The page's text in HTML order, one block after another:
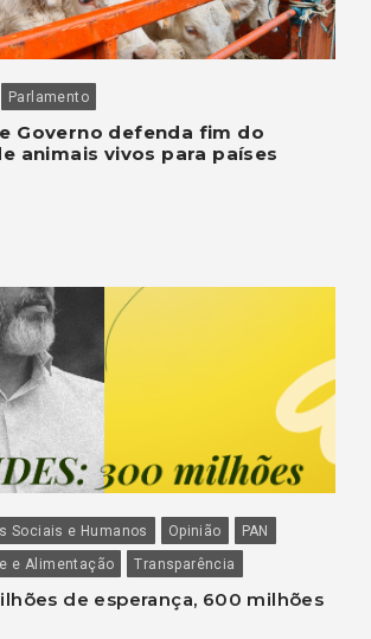
Parlamento
Governo defenda fim do
animais vivos para países
Sociais e Humanos Opinião
PAN
e Alimentação Transparência
de esperança, 600 milhões